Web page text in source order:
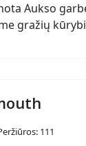
Aukso
gražių
111